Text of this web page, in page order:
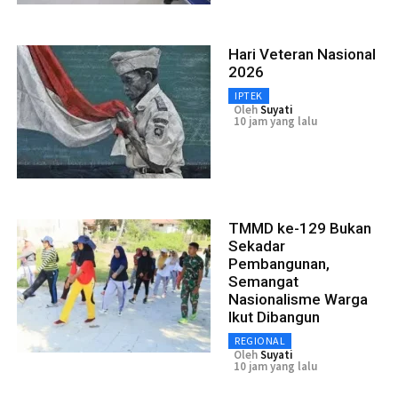
Hari Veteran Nasional
2026
IPTEK
OlehSuyati
10 jam yang lalu
TMMD ke-129 Bukan
Sekadar
Pembangunan,
Semangat
Nasionalisme Warga
Ikut Dibangun
REGIONAL
OlehSuyati
10 jam yang lalu